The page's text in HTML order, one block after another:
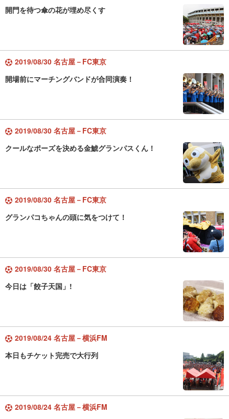
開門を待つ傘の花が埋め尽くす
2019/08/30 名古屋－FC東京
開場前にマーチングバンドが合同演奏！
2019/08/30 名古屋－FC東京
クールなポーズを決める金鯱グランパスくん！
2019/08/30 名古屋－FC東京
グランパコちゃんの頭に気をつけて！
2019/08/30 名古屋－FC東京
今日は「餃子天国」!
2019/08/24 名古屋－横浜FM
本日もチケット完売で大行列
2019/08/24 名古屋－横浜FM